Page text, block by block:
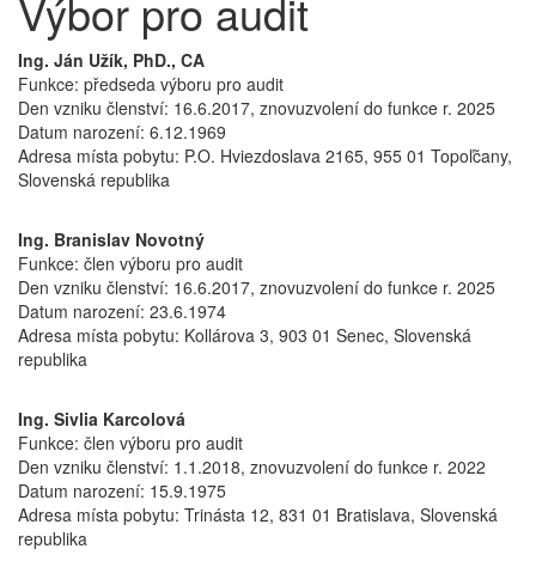
Výbor pro audit
Ing. Ján Užík, PhD., CA
Funkce: předseda výboru pro audit
Den vzniku členství: 16.6.2017, znovuzvolení do funkce r. 2025
Datum narození: 6.12.1969
Adresa místa pobytu: P.O. Hviezdoslava 2165, 955 01 Topoľčany,
Slovenská republika
Ing. Branislav Novotný
Funkce: člen výboru pro audit
Den vzniku členství: 16.6.2017, znovuzvolení do funkce r. 2025
Datum narození: 23.6.1974
Adresa místa pobytu: Kollárova 3, 903 01 Senec, Slovenská
republika
Ing. Sivlia Karcolová
Funkce: člen výboru pro audit
Den vzniku členství: 1.1.2018, znovuzvolení do funkce r. 2022
Datum narození: 15.9.1975
Adresa místa pobytu: Trinásta 12, 831 01 Bratislava, Slovenská
republika